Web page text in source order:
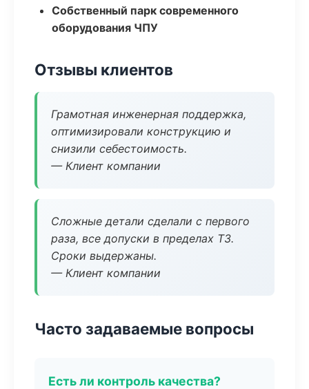
Собственный парк современного
оборудования ЧПУ
Отзывы клиентов
Грамотная инженерная поддержка,
оптимизировали конструкцию и
снизили себестоимость.
— Клиент компании
Сложные детали сделали с первого
раза, все допуски в пределах ТЗ.
Сроки выдержаны.
— Клиент компании
Часто задаваемые вопросы
Есть ли контроль качества?